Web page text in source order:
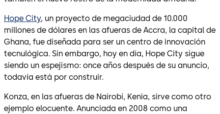
Hope City, un proyecto de megaciudad de 10.000
millones de dólares en las afueras de Accra, la capital de
Ghana, fue diseñada para ser un centro de innovación
tecnulógica. Sin embargo, hoy en día, Hope City sigue
siendo un espejismo: once años después de su anuncio,
todavía está por construir.
Konza, en las afueras de Nairobi, Kenia, sirve como otro
ejemplo elocuente. Anunciada en 2008 como una